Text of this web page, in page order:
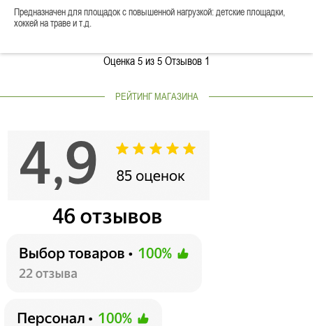
Предназначен для площадок с повышенной нагрузкой: детские площадки,
хоккей на траве и т.д.
Оценка5из 5 Отзывов 1
РЕЙТИНГ МАГАЗИНА